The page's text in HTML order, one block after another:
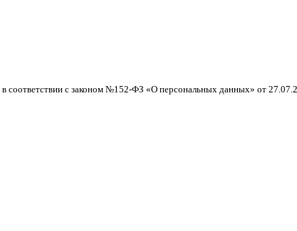
в соответствии с законом №152-ФЗ «О персональных данных» от